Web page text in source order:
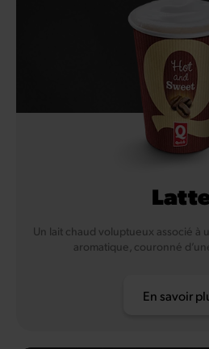
Un lait chaud voluptueux associé à
aromatique, couronné
En savoir